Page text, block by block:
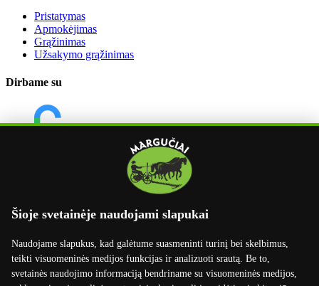
Šioje svetainėje naudojami slapukai
Naudojame slapukus, kad galėtume suasmeninti turinį bei skelbimus,
teikti visuomeninės medijos funkcijas ir analizuoti srautą. Be to,
svetainės naudojimo informaciją bendriname su visuomeninės medijos,
Pristatymas
Apmokėjimas
Grąžinimas
Užsakymo grąžinimas
Dirbame su